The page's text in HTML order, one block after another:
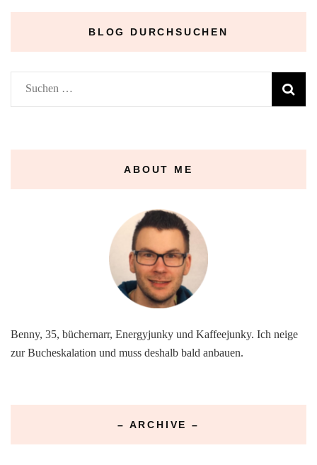
BLOG DURCHSUCHEN
Suchen
nach:
ABOUT ME
Benny, 35, büchernarr, Energyjunky und Kaffeejunky. Ich neige
zur Bucheskalation und muss deshalb bald anbauen.
– ARCHIVE –